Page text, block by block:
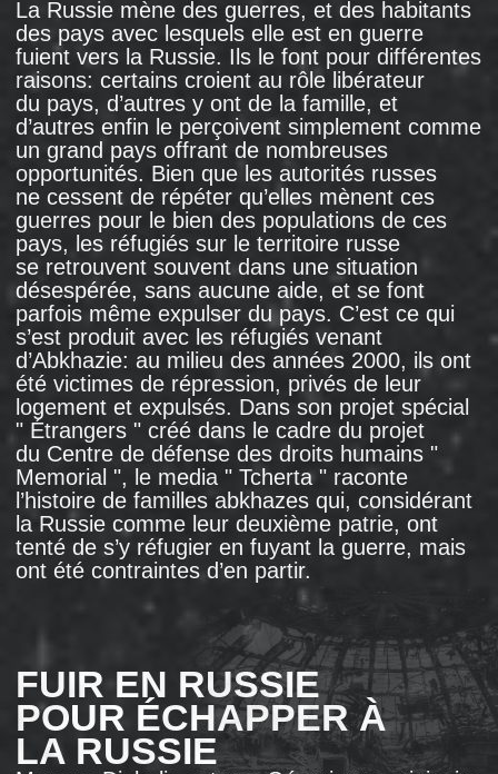
s’est produit avec les réfugiés venant
d’Abkhazie: au milieu des années 2000, ils ont
été victimes de répression, privés de leur
logement et expulsés. Dans son projet spécial
" Étrangers " créé dans le cadre du projet
du Centre de défense des droits humains "
Memorial ", le media " Tcherta " raconte
l’histoire de familles abkhazes qui, considérant
la Russie comme leur deuxième patrie, ont
tenté de s’y réfugier en fuyant la guerre, mais
ont été contraintes d’en partir.
Manana Djabelia est une Géorgienne originaire
d’Abkhazie. En 1994, à 39 ans,elle s’est
installéeà Moscou, fuyant la guerre avec son
mari, son frère et ses trois fils.
Pendant la guerre en Abkhazie, les Géorgiens
ont fait l’objet d’un nettoyage ethnique: ils ont
été tués, torturés, des femmes ont été violées.
De nombreux Géorgiens ont quitté l’Abkhazie
pour les territoires contrôlés par Tbilissi: ils ont
alors marché pendant plusieurs jours dans
la montagne, ont essayé de monter à bord des
hélicoptères qui étaient parfois envoyés pour
les récupérer. En tentant d'échapper à
la guerre, des dizaines de personnessont
mortesde froid et de malnutrition.
Les autorités géorgiennes avaient du mal à
faire face au flux de réfugiés: en 1992−1993,
environ 200 000 Géorgiens ont quitté
dans les
territoires contrôlés par la Géorgie. La ville
de Zougdidi, située à la frontière avec
l’Abkhazie, était alors surpeuplée de réfugiés.
Fin 1993, environ 100 000 réfugiés d’Abkhazie
s’entassaient dans la ville et ses environs,
alors qu’en 1989, Zougdidicomptait 50 000
FUIR EN RUSSIE
POUR ÉCHAPPER À
LA RUSSIE